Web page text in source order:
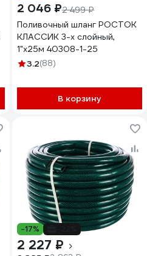
2 046 ₽2 499 ₽
Поливочный шланг РОСТОК
КЛАССИК 3-х слойный,
1"х25м 40308-1-25
3.2(88)
В корзину
-17%
2 227 ₽